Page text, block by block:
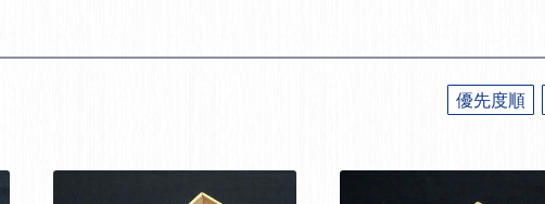
優先度順